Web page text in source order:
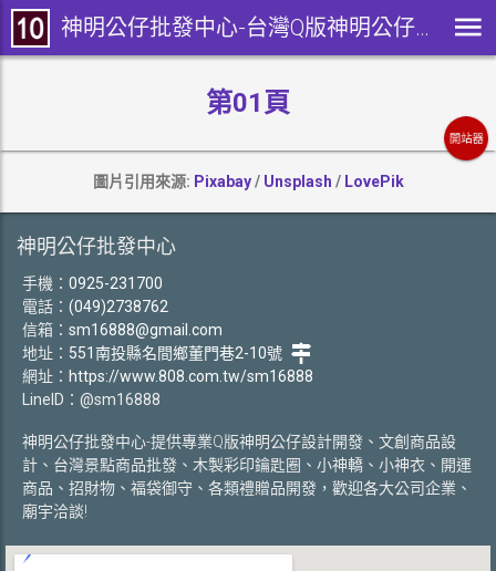
開站器
神明公仔批發中心-台灣Q版神明公仔設計、開發、生產
第01頁
圖片引用來源: Pixabay/ Unsplash / LovePik
神明公仔批發中心
手機： 0925-231700
電話： (049)2738762
信箱： sm16888@gmail.com
地址： 551南投縣名間鄉董門巷2-10號
網址： https://www.808.com.tw/sm16888
LineID：@sm16888
神明公仔批發中心-提供專業Q版神明公仔設計開發、文創商品設
計、台灣景點商品批發、木製彩印鑰匙圈、小神轎、小神衣、開運
商品、招財物、福袋御守、各類禮贈品開發，歡迎各大公司企業、
廟宇洽談!